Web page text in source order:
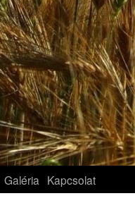
Galéria Kapcsolat